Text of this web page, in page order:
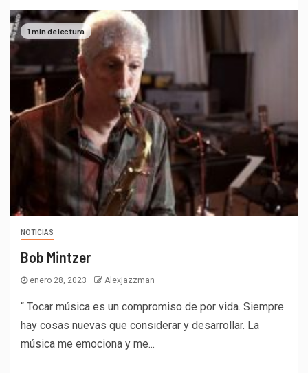
1 min de lectura
NOTICIAS
Bob Mintzer
enero 28, 2023 Alexjazzman
“ Tocar música es un compromiso de por vida. Siempre
hay cosas nuevas que considerar y desarrollar. La
música me emociona y me...